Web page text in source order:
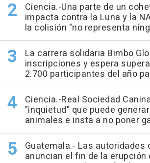
Ciencia.-Una parte de un
impacta contra la Luna y la
la colisión "no representa
La carrera solidaria Bimbo
inscripciones y espera
2.700 participantes del año
Ciencia.-Real Sociedad
"inquietud" que puede
animales e insta a no poner
Guatemala.- Las autoridades
anuncian el fin de la erupción